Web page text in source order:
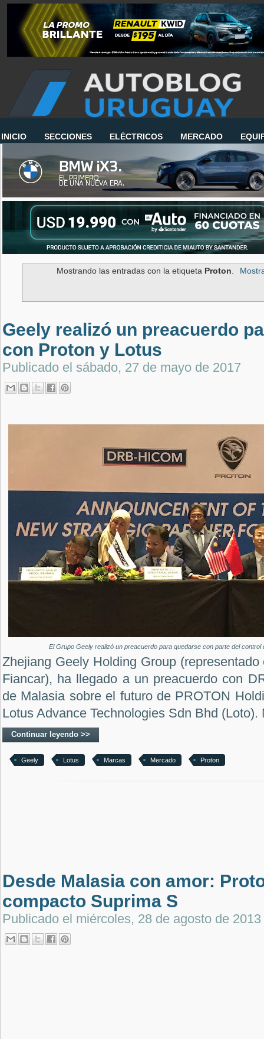
INICIO SECCIONES ELÉCTRICOS MERCADO
Mostrando las entradas con la etiqueta Proton.
Geely realizó un preacuerdo
con Proton y Lotus
Publicado el sábado, 27 de mayo de 2017
El Grupo Geely realizó un preacuerdo para quedarse con parte del
Zhejiang Geely Holding Group
Fiancar), ha llegado a un preacuerdo con
de Malasia sobre el futuro de PROTON
Lotus Advance Technologies Sdn Bhd
Continuar leyendo >>
Geely Lotus Marcas Mercado Proton
Desde Malasia con amor:
compacto Suprima S
Publicado el miércoles, 28 de agosto de 2013